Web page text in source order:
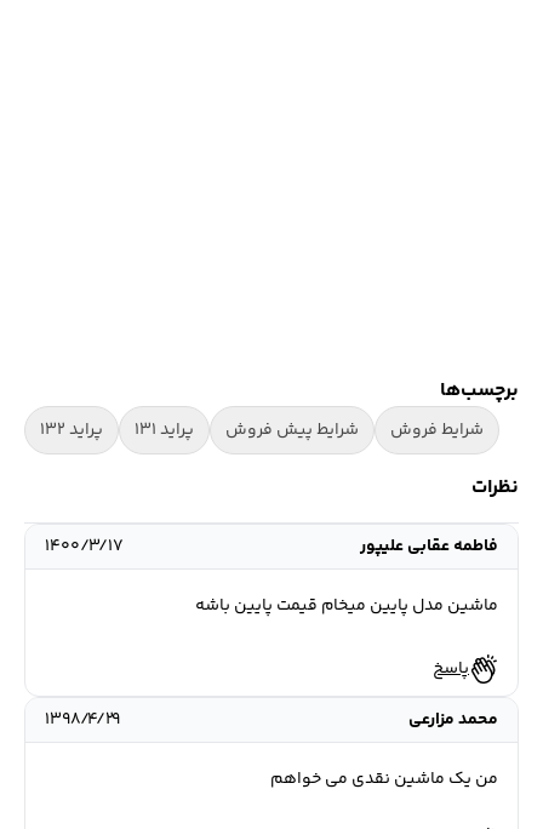
برچسب‌ها
شرایط فروش شرایط پیش فروش پراید 131 پراید 132
نظرات
فاطمه عقابی علیپور ۱۴۰۰/۳/۱۷
ماشین مدل پایین میخام قیمت پایین باشه
پاسخ
محمد مزارعی
۱۳۹۸/۴/۲۹
من یک ماشین نقدی می خواهم